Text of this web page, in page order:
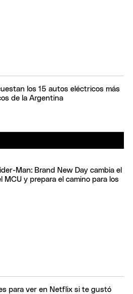
los 15 autos eléctricos más
de la Argentina
Man: Brand New Day cambia el
MCU y prepara el camino para los
para ver en Netflix si te gustó